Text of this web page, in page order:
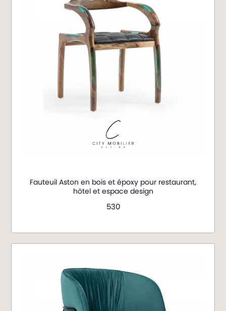
Fauteuil Aston en bois et époxy pour restaurant,
hôtel et espace design
530